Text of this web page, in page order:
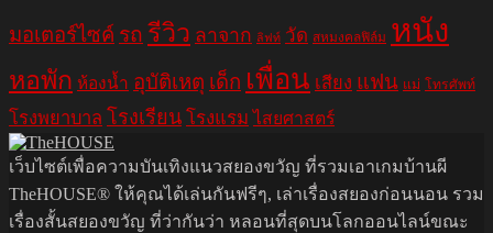
มอเตอร์ไซค์ รถ รีวิว ลาจาก ลิฟท์ วัด สหมงคลฟิล์ม หนัง
หอพัก ห้องน้ำ อุบัติเหตุ เด็ก เพื่อน เสียง แฟน แม่ โทรศัพท์
โรงพยาบาล โรงเรียน โรงแรม ไสยศาสตร์
เว็บไซต์เพื่อความบันเทิงแนวสยองขวัญ ที่รวมเอาเกมบ้านผี
TheHOUSE® ให้คุณได้เล่นกันฟรีๆ, เล่าเรื่องสยองก่อนนอน รวม
เรื่องสั้นสยองขวัญ ที่ว่ากันว่า หลอนที่สุดบนโลกออนไลน์ขณะ